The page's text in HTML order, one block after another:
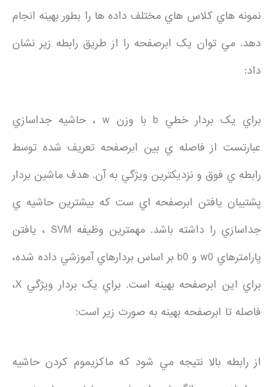
نمونه هاي کلاس هاي مختلف داده ها را بطور بهينه انجام
دهد. مي توان يک ابرصفحه را از طريق رابطه زير نشان
داد:
براي يک بردار خطي b با وزن w ، حاشيه جداسازي
عبارتست از فاصله ي بين ابرصفحه تعريف شده توسط
رابطه ي فوق و نزديکترين ويژگي به آن. هدف ماشين بردار
پشتيبان يافتن ابرصفحه اي ست که بيشترين حاشيه ي
جداسازي را داشته باشد. مهمترين وظيفه SVM ، يافتن
پارامترهاي w0 و b0 بر اساس بردارهاي آموزشي داده شده،
براي اين ابرصفحه بهينه است. براي يک بردار ويژگي X،
فاصله تا ابرصفحه بهينه به صورت زير است:
از رابطه بالا نتيجه مي شود که ماکزيموم کردن حاشيه